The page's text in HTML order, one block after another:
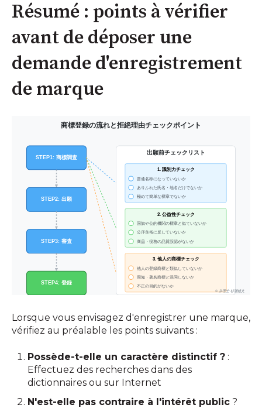
Résumé : points à vérifier
avant de déposer une
demande d'enregistrement
de marque
Lorsque vous envisagez d'enregistrer une marque,
vérifiez au préalable les points suivants :
Possède-t-elle un caractère distinctif ? :
Effectuez des recherches dans des
dictionnaires ou sur Internet
N'est-elle pas contraire à l'intérêt public ?